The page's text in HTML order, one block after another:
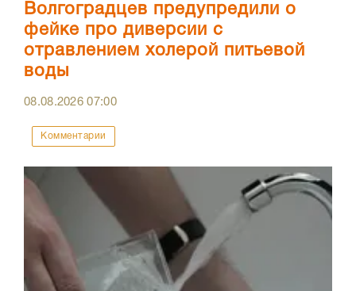
Волгоградцев предупредили о
фейке про диверсии с
отравлением холерой питьевой
воды
08.08.202607:00
Комментарии